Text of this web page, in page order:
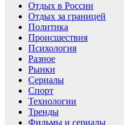
Отдых в России
Отдых за границей
Политика
Происшествия
Психология
Разное
Рынки
Сериалы
Спорт
Технологии
Тренды
Фильмы и сериалы